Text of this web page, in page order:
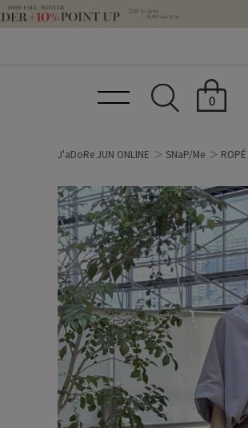
0
J'aDoRe JUN ONLINE SNaP/Me